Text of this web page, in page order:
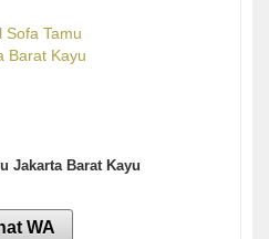
Jakarta Barat Kayu
WA